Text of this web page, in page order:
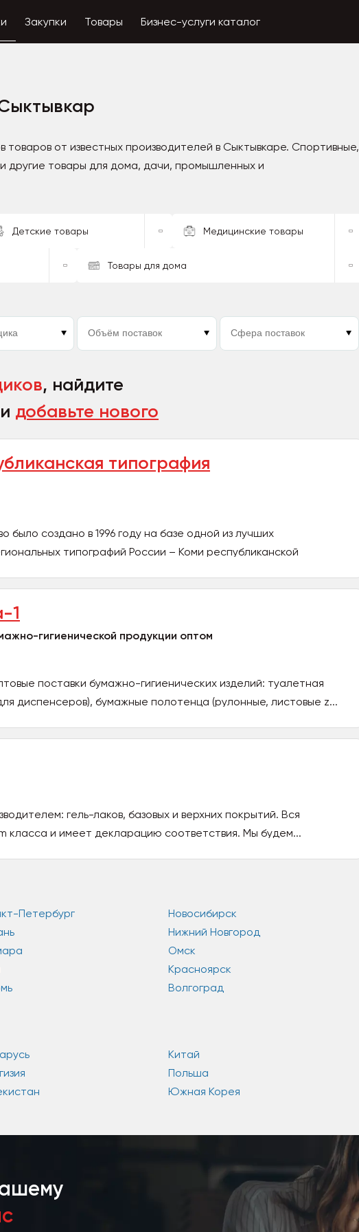
Закупки Товары Бизнес-услуги каталог
от известных производителей в Сыктывкаре. Спортивные,
другие товары для дома, дачи, промышленных и
Детские товары Медицинские товары
Товары для дома
, найдите
добавьте нового
типография
было создано в 1996 году на базе одной из лучших
типографий России – Коми республиканской
1
гигиенической продукции оптом
поставки бумажно-гигиенических изделий: туалетная
диспенсеров), бумажные полотенца (рулонные, листовые z...
гель-лаков, базовых и верхних покрытий. Вся
класса и имеет декларацию соответствия. Мы будем...
Петербург
Новосибирск
Нижний Новгород
Омск
Красноярск
Волгоград
Китай
Польша
Южная Корея